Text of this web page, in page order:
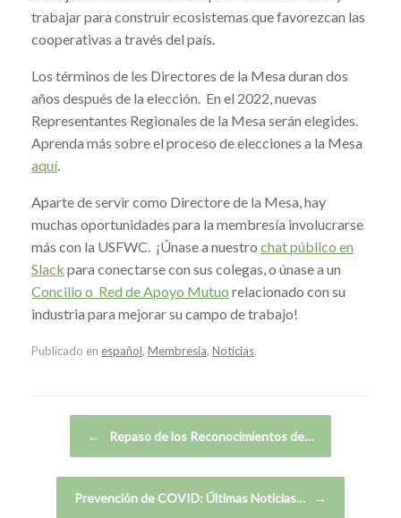
trabajar para construir ecosistemas que favorezcan las
cooperativas a través del país.
Los términos de les Directores de la Mesa duran dos
años después de la elección. En el 2022, nuevas
Representantes Regionales de la Mesa serán elegides.
Aprenda más sobre el proceso de elecciones a la Mesa
aquí.
Aparte de servir como Directore de la Mesa, hay
muchas oportunidades para la membresía involucrarse
más con la USFWC. ¡Únase a nuestro chat público en
Slack para conectarse con sus colegas, o únase a un
Concilio o Red de Apoyo Mutuo relacionado con su
industria para mejorar su campo de trabajo!
Publicado en español, Membresía, Noticias.
← Repaso de los Reconocimientos de…
Prevención de COVID: Últimas Noticias… →